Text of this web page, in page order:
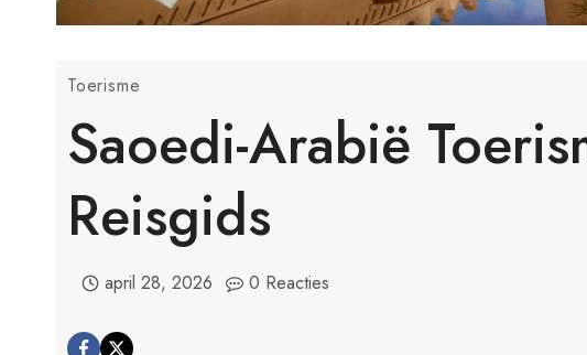
Toerisme
Saoedi-Arabië
Reisgids
april 28, 2026 0 Reacties